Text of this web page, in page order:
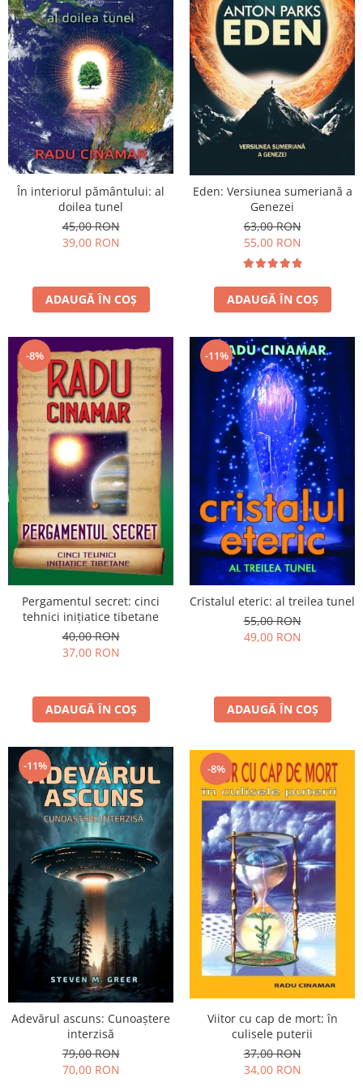
În interiorul pământului: al
doilea tunel
45,00 RON
39,00 RON
ADAUGĂ ÎN COȘ
Eden: Versiunea sumeriană a
Genezei
63,00 RON
55,00 RON
ADAUGĂ ÎN COȘ
-8%
Pergamentul secret: cinci
tehnici inițiatice tibetane
40,00 RON
37,00 RON
ADAUGĂ ÎN COȘ
-11%
Cristalul eteric: al treilea tunel
55,00 RON
49,00 RON
ADAUGĂ ÎN COȘ
-11%
Adevărul ascuns: Cunoaștere
interzisă
79,00 RON
70,00 RON
-8%
Viitor cu cap de mort: în
culisele puterii
37,00 RON
34,00 RON